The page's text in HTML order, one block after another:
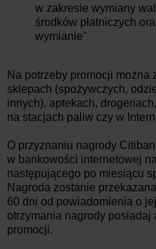
w zakresie wymiany
środków płatniczych
wymianie"
Na potrzeby promocji można
sklepach (spożywczych,
innych), aptekach,
na stacjach paliw czy w
O przyznaniu nagrody
w bankowości internetowej
następującego po miesiącu
Nagroda zostanie
60 dni od powiadomienia o
otrzymania nagrody
promocji.